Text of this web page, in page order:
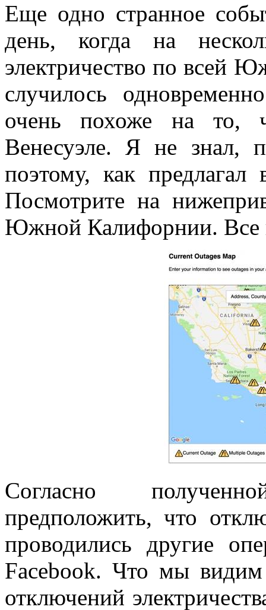
Еще одно странное
день, когда на
электричество по всей
случилось
очень похоже на то,
Венесуэле. Я не знал,
поэтому, как
Посмотрите на
Южной Калифорнии. Все
Согласно
предположить, что
проводились другие
Facebook. Что мы
отключений